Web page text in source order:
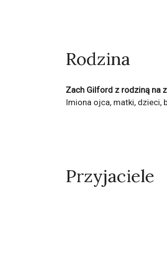
Rodzina
Zach Gilford z rodziną na
Imiona ojca, matki, dzieci,
Przyjaciele